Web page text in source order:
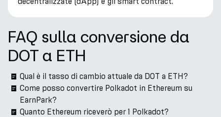
FAQ sulla conversione da
DOT a ETH
Qual è il tasso di cambio attuale da DOT a ETH?
Come posso convertire Polkadot in Ethereum su
EarnPark?
Quanto Ethereum riceverò per 1 Polkadot?